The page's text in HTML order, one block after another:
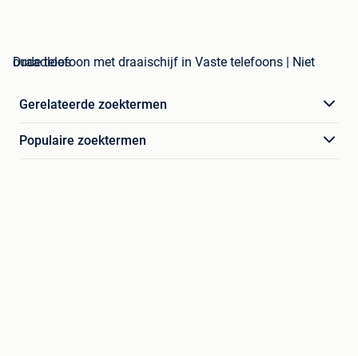
oude telefoon met draaischijf in Vaste telefoons | Niet Draadloos
Gerelateerde zoektermen
Populaire zoektermen